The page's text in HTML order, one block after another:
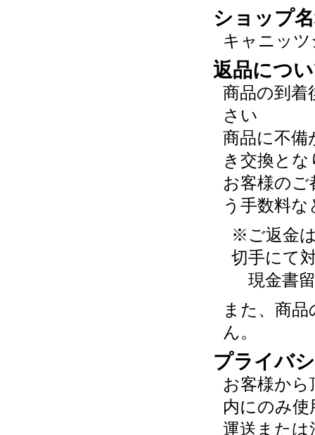
ショップ
キャニッ
返品につ
商品の到着
さい
商品に不備
き交換と
お客様のご
う手数料
※ご返金
切手にて
現金書
また、商
ん。
プライバ
お客様か
内にのみ
運送または